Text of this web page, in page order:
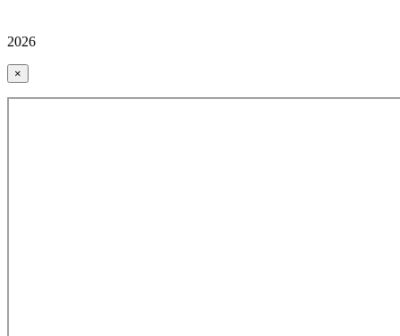
2026
×